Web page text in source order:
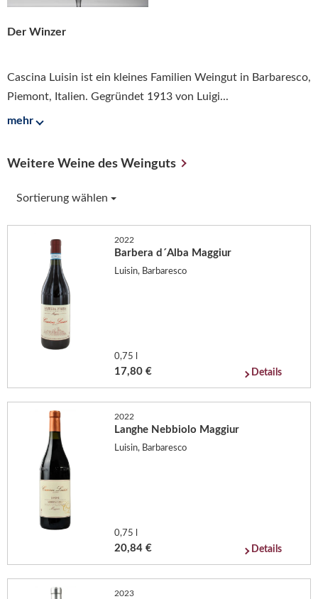
Der Winzer
Cascina Luisin ist ein kleines Familien Weingut in Barbaresco,
Piemont, Italien. Gegründet 1913 von Luigi...
mehr
Weitere Weine des Weinguts
Sortierung wählen
2022
Barbera d´Alba Maggiur
Luisin, Barbaresco
0,75 l
17,80 € Details
2022
Langhe Nebbiolo Maggiur
Luisin, Barbaresco
0,75 l
20,84 € Details
2023